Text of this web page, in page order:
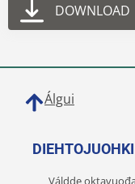
DOWNLOAD
Álgui
Váldde